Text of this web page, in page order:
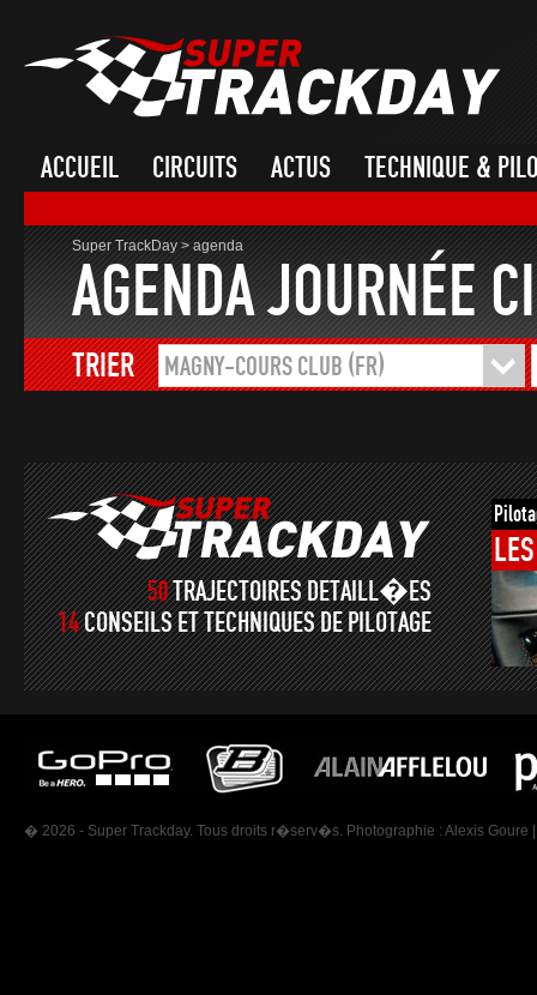
ACCUEIL CIRCUITS ACTUS TECHNIQUE &
Super TrackDay>agenda
AGENDA JOURNÉE
TRIER MAGNY-COURS CLUB (FR)
50TRAJECTOIRES DETAILL�ES
14CONSEILS ET TECHNIQUES DE PILOTAGE
LES
� 2026 - Super Trackday. Tous droits r�serv�s. Photographie : Alexis Goure